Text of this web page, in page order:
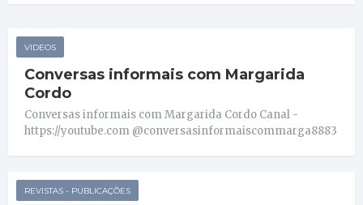
VIDEOS
Conversas informais com Margarida
Cordo
Conversas informais com Margarida Cordo Canal -
https://youtube.com @conversasinformaiscommarga8883
REVISTAS - PUBLICAÇÕES